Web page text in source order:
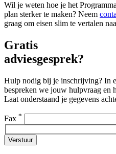
Wil je weten hoe je het
plan sterker te maken? Neem
graag om eisen slim te vertalen
Gratis
adviesgesprek?
Hulp nodig bij je inschrijving? In
bespreken we jouw hulpvraag en
Laat onderstaand je gegevens
Fax *
Verstuur